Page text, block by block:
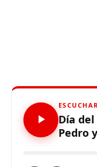
Día del
Pedro